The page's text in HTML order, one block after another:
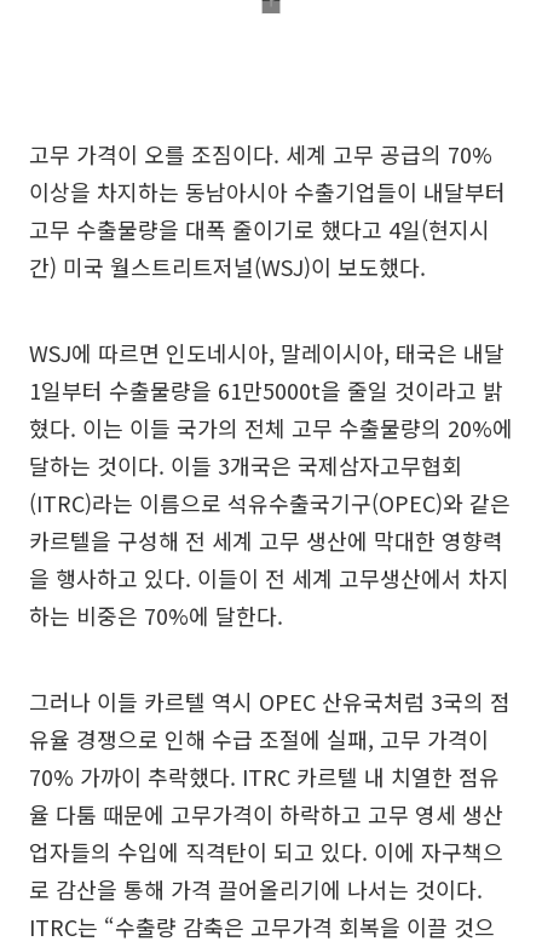
고무 가격이 오를 조짐이다. 세계 고무 공급의 70%
이상을 차지하는 동남아시아 수출기업들이 내달부터
고무 수출물량을 대폭 줄이기로 했다고 4일(현지시
간) 미국 월스트리트저널(WSJ)이 보도했다.
WSJ에 따르면 인도네시아, 말레이시아, 태국은 내달
1일부터 수출물량을 61만5000t을 줄일 것이라고 밝
혔다. 이는 이들 국가의 전체 고무 수출물량의 20%에
달하는 것이다. 이들 3개국은 국제삼자고무협회
(ITRC)라는 이름으로 석유수출국기구(OPEC)와 같은
카르텔을 구성해 전 세계 고무 생산에 막대한 영향력
을 행사하고 있다. 이들이 전 세계 고무생산에서 차지
하는 비중은 70%에 달한다.
그러나 이들 카르텔 역시 OPEC 산유국처럼 3국의 점
유율 경쟁으로 인해 수급 조절에 실패, 고무 가격이
70% 가까이 추락했다. ITRC 카르텔 내 치열한 점유
율 다툼 때문에 고무가격이 하락하고 고무 영세 생산
업자들의 수입에 직격탄이 되고 있다. 이에 자구책으
로 감산을 통해 가격 끌어올리기에 나서는 것이다.
ITRC는 “수출량 감축은 고무가격 회복을 이끌 것으